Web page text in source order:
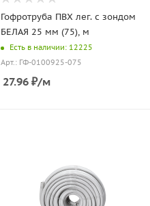
Гофротруба ПВХ лег. с зондом
БЕЛАЯ 25 мм (75), м
Есть в наличии: 12225
Арт.: ГФ-0100925-075
27.96 ₽/м